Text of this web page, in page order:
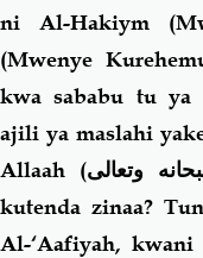
ni Al-Hakiym
(Mwenye
kwa sababu tu ya
ajili ya maslahi
Allaah (وتعالى
kutenda zinaa?
Al-‘Aafiyah,